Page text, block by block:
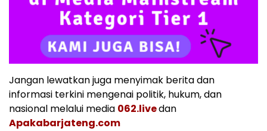
Jangan lewatkan juga menyimak berita dan
informasi terkini mengenai politik, hukum, dan
nasional melalui media 062.livedan
Apakabarjateng.com